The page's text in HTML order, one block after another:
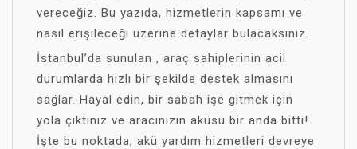
vereceğiz. Bu yazıda, hizmetlerin kapsamı ve
nasıl erişileceği üzerine detaylar bulacaksınız.
İstanbul’da sunulan , araç sahiplerinin acil
durumlarda hızlı bir şekilde destek almasını
sağlar. Hayal edin, bir sabah işe gitmek için
yola çıktınız ve aracınızın aküsü bir anda bitti!
İşte bu noktada, akü yardım hizmetleri devreye